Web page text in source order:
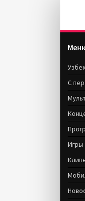
С
Игры